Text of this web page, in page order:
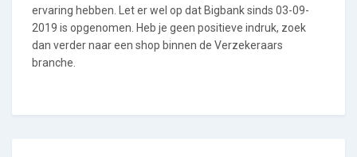
ervaring hebben. Let er wel op dat Bigbank sinds 03-09-
2019 is opgenomen. Heb je geen positieve indruk, zoek
dan verder naar een shop binnen de Verzekeraars
branche.